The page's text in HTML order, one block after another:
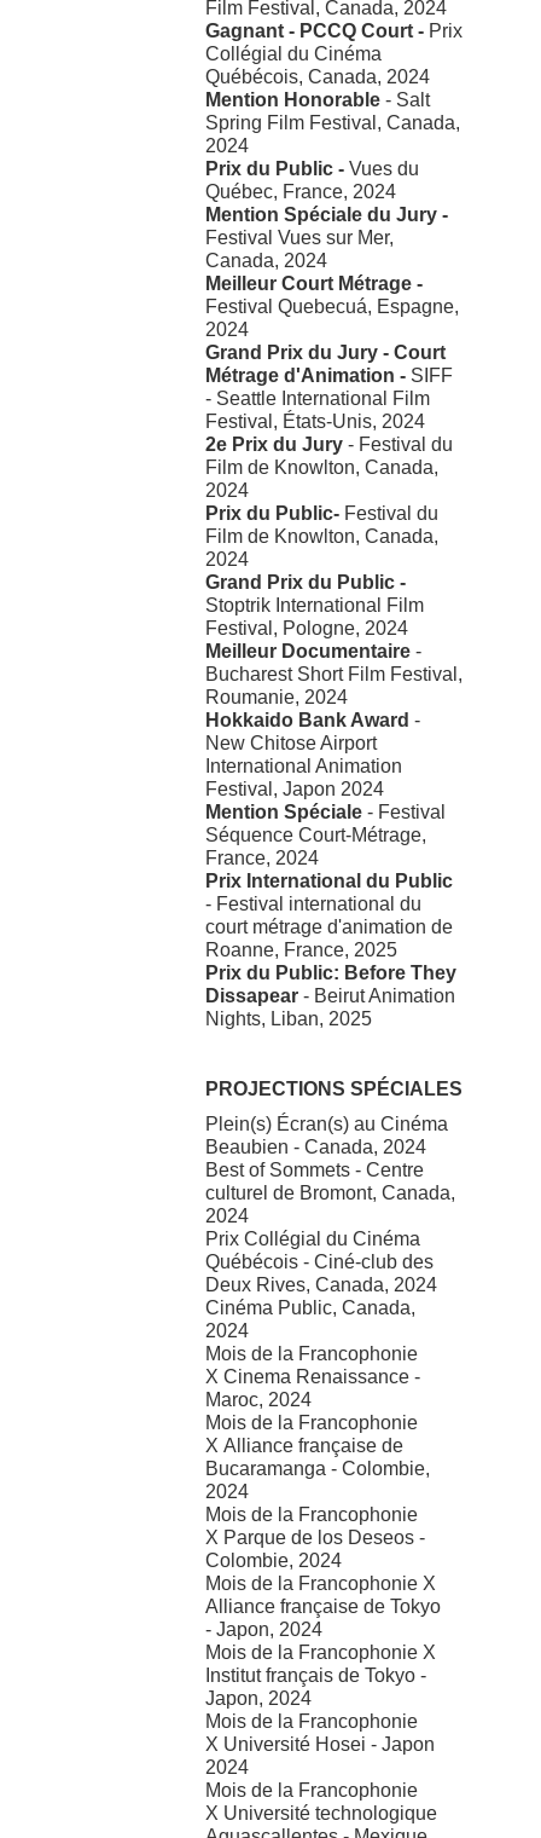
Film Festival, Canada, 2024
Gagnant - PCCQ Court - Prix
Collégial du Cinéma
Québécois, Canada, 2024
Mention Honorable - Salt
Spring Film Festival, Canada,
2024
Prix du Public - Vues du
Québec, France, 2024
Mention Spéciale du Jury -
Festival Vues sur Mer,
Canada, 2024
Meilleur Court Métrage -
Festival Quebecuá, Espagne,
2024
Grand Prix du Jury - Court
Métrage d'Animation - SIFF
- Seattle International Film
Festival, États-Unis, 2024
2e Prix du Jury- Festival du
Film de Knowlton, Canada,
2024
Prix du Public- Festival du
Film de Knowlton, Canada,
2024
Grand Prix du Public -
Stoptrik International Film
Festival, Pologne, 2024
Meilleur Documentaire -
Bucharest Short Film Festival,
Roumanie, 2024
Hokkaido Bank Award -
New Chitose Airport
International Animation
Festival, Japon 2024
Mention Spéciale- Festival
Séquence Court-Métrage,
France, 2024
Prix International du Public
- Festival international du
court métrage d'animation de
Roanne, France, 2025
Prix du Public: Before They
Dissapear- Beirut Animation
Nights, Liban, 2025
PROJECTIONS SPÉCIALES
Plein(s) Écran(s) au Cinéma
Beaubien - Canada, 2024
Best of Sommets - Centre
culturel de Bromont, Canada,
2024
Prix Collégial du Cinéma
Québécois - Ciné-club des
Deux Rives, Canada, 2024
Cinéma Public, Canada,
2024
Mois de la Francophonie
X Cinema Renaissance -
Maroc, 2024
Mois de la Francophonie
X Alliance française de
Bucaramanga - Colombie,
2024
Mois de la Francophonie
X Parque de los Deseos -
Colombie, 2024
Mois de la Francophonie X
Alliance française de Tokyo
- Japon, 2024
Mois de la Francophonie X
Institut français de Tokyo -
Japon, 2024
Mois de la Francophonie
X Université Hosei - Japon
2024
Mois de la Francophonie
X Université technologique